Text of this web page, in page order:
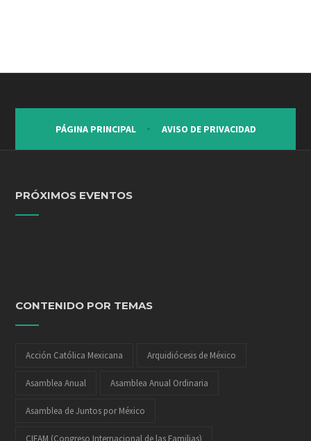
PÁGINA PRINCIPAL AVISO DE PRIVACIDAD
PRÓXIMOS EVENTOS
CONTENIDO POR TEMAS
Acción Católica Mexicana Arquidiócesis de México
Asamblea Anual Asamblea Anual Ordinaria
Asamblea de Juntos por México